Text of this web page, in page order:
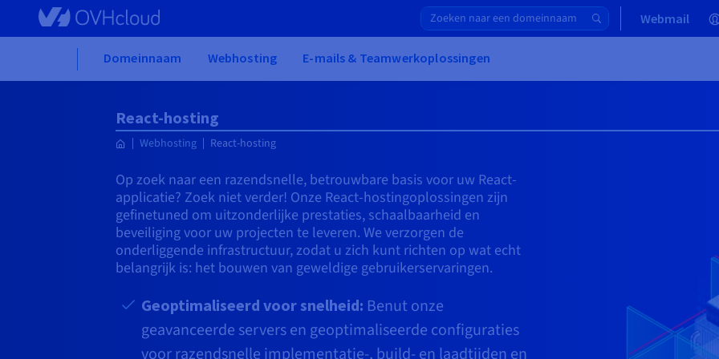
Skip to main content
Webmail
Domeinnaam Webhosting E-mails & Teamwerkoplossingen
React-hosting
Webhosting React-hosting
Op zoek naar een razendsnelle, betrouwbare basis voor uw React-
applicatie? Zoek niet verder! Onze React-hostingoplossingen zijn
gefinetuned om uitzonderlijke prestaties, schaalbaarheid en
beveiliging voor uw projecten te leveren. We verzorgen de
onderliggende infrastructuur, zodat u zich kunt richten op wat echt
belangrijk is: het bouwen van geweldige gebruikerservaringen.
Geoptimaliseerd voor snelheid: Benut onze
geavanceerde servers en geoptimaliseerde configuraties
voor razendsnelle implementatie-, build- en laadtijden en